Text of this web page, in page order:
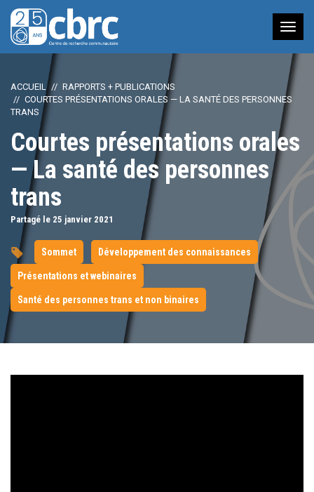
à
ACCUEIL
RAPPORTS + PUBLICATIONS
COURTES PRÉSENTATIONS ORALES — LA SANTÉ DES PERSONNES
TRANS
Courtes présentations orales
— La santé des personnes
trans
Partagé le 25 janvier 2021
Sommet Développement des connaissances
Présentations et webinaires
Santé des personnes trans et non binaires